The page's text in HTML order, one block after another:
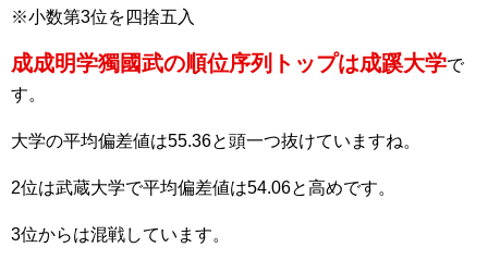
※小数第3位を四捨五入
成成明学獨國武の順位序列トップは成蹊大学で
す。
大学の平均偏差値は55.36と頭一つ抜けていますね。
2位は武蔵大学で平均偏差値は54.06と高めです。
3位からは混戦しています。